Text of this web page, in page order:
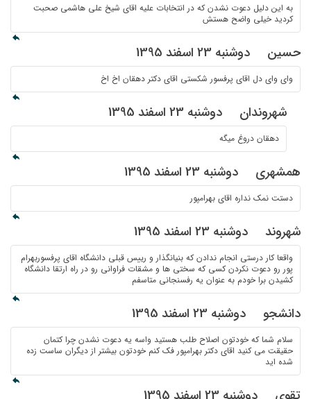
به این دلیل دعوت نشدن که در انتخابات علیه اقای شیخ علی هاشمی صحبت
کردید خیلی واضح هستش
حسین دوشنبه 23 اسفند 1395
وای وای دل اقای پرفسور شکستی اقای دکتر دهقان اخ اخ
شهروندان دوشنبه 23 اسفند 1395
دهقان دروغ میگه
همشهری دوشنبه 23 اسفند 1395
دستت نمک نداره اقای بهرامپور
شهروند دوشنبه 23 اسفند 1395
واقعا کار درستی انجام ندادن که بنیانگذار و رییس قبلی دانشگاه اقای پرفسوربهرام
پور رو دعوت نکردن کسی که سختی ها و مشقات فراوانی رو در راه ارتقا دانشگاه
کشیدن برا خودم به عنوان یه رفسنجانی متاسفم
دانشجو دوشنبه 23 اسفند 1395
سلام شما که خودتون اصلاح طلب هستید واسه یه دعوت نشدن چرا کتمان
حقیقت می کنید اقای دکتر بهرامپور فک کنم خودتون بیشتر از دیگران ساست زده
شده اید